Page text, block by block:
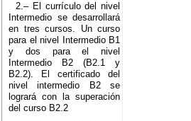
2.– El currículo del nivel
Intermedio se desarrollará
en tres cursos. Un curso
para el nivel Intermedio B1
y dos para el nivel
Intermedio B2 (B2.1 y
B2.2). El certificado del
nivel intermedio B2 se
logrará con la superación
del curso B2.2